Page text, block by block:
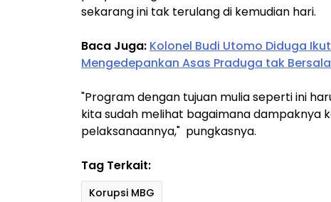
sekarang ini tak terulang di kemudian hari.
Baca Juga: Kolonel Budi Utomo Diduga
Mengedepankan Asas Praduga tak
"Program dengan tujuan mulia seperti ini
kita sudah melihat bagaimana dampaknya
pelaksanaannya," pungkasnya.
Tag Terkait:
Korupsi MBG